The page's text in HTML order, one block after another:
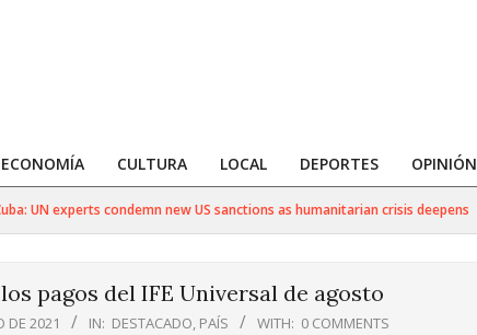
ECONOMÍA CULTURA LOCAL DEPORTES OPINIÓN
experts condemn new US sanctions as humanitarian crisis deepens
pagos del IFE Universal de agosto
DE 2021 IN: DESTACADO, PAÍS WITH: 0 COMMENTS